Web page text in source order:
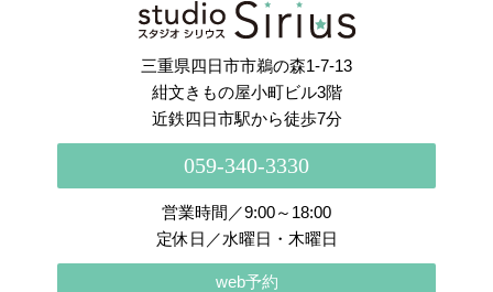
三重県四日市市鵜の森1-7-13
紺文きもの屋小町ビル3階
近鉄四日市駅から徒歩7分
059-340-3330
営業時間／9:00～18:00
定休日／水曜日・木曜日
web予約